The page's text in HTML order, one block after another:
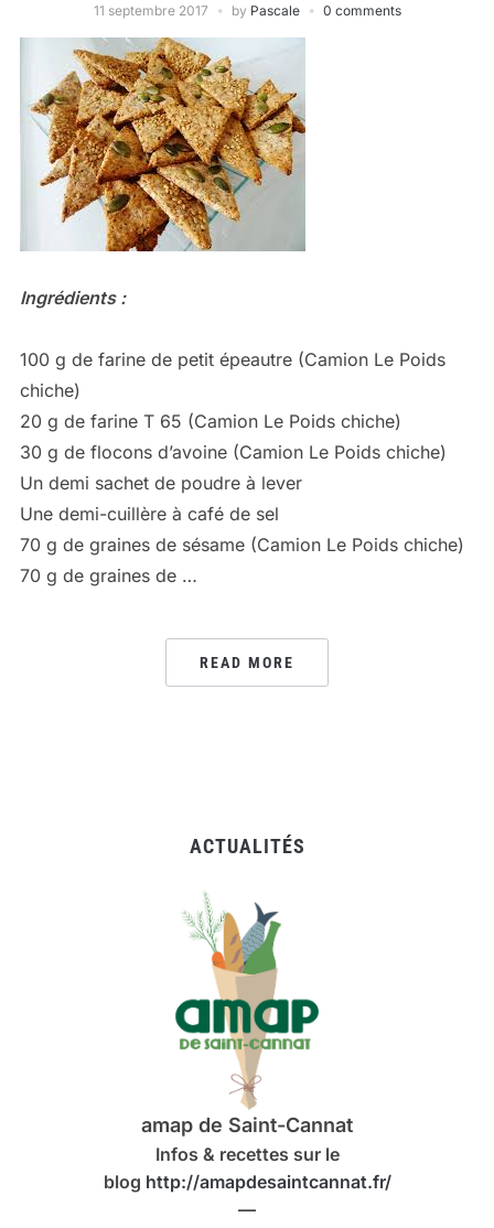
ACTUALITÉS
amap de Saint-Cannat
Infos & recettes sur le
blog http://amapdesaintcannat.fr/
—
11 septembre 2017 by Pascale 0 comments
Ingrédients :
100 g de farine de petit épeautre (Camion Le Poids
chiche)
20 g de farine T 65 (Camion Le Poids chiche)
30 g de flocons d’avoine (Camion Le Poids chiche)
Un demi sachet de poudre à lever
Une demi-cuillère à café de sel
70 g de graines de sésame (Camion Le Poids chiche)
70 g de graines de …
READ MORE